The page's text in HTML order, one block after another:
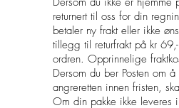
returnert til oss for din
betaler ny frakt eller ikke
tillegg til returfrakt på kr
ordren. Opprinnelige
Dersom du ber Posten om
angreretten innen fristen,
Om din pakke ikke leveres